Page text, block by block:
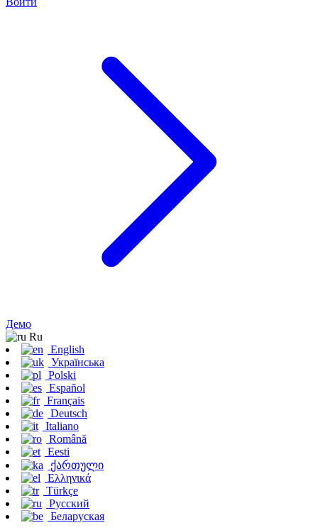
Демо
Ru
English
Українська
Polski
Español
Français
Deutsch
Italiano
Română
Eesti
ქართული
Ελληνικά
Türkçe
Русский
Беларуская